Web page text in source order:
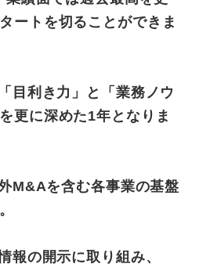
ートを切ることができま
目利き力」と「業務ノウ
更に深めた1年となりま
M&Aを含む各事業の基盤
報の開示に取り組み、